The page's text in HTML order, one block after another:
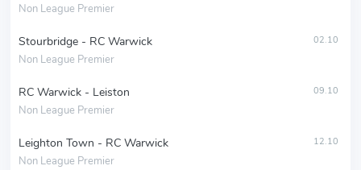
Non League Premier
Stourbridge - RC Warwick
Non League Premier
02.10
RC Warwick - Leiston
Non League Premier
09.10
Leighton Town - RC Warwick
Non League Premier
12.10